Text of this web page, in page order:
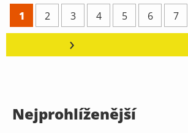
1 2 3 4 5 6 7
›
Nejprohlíženější